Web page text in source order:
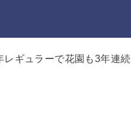
ギュラーで花園も3年連続